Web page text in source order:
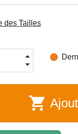
des Tailles

shopping_cart